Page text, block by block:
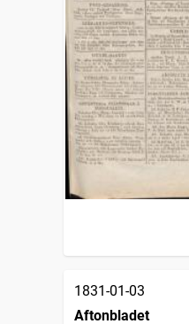
1831-01-03
Aftonbladet